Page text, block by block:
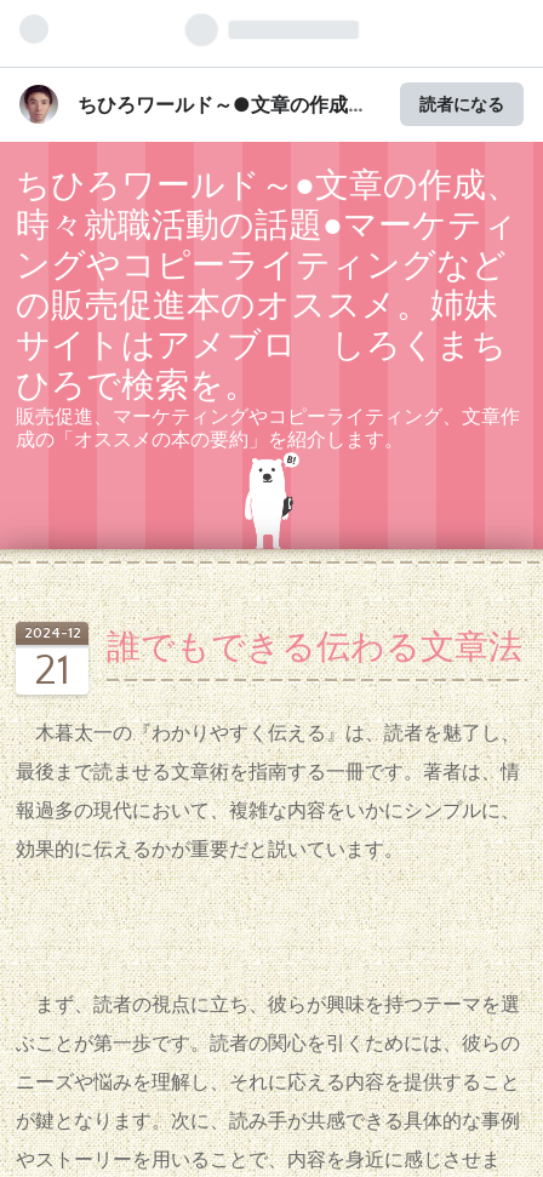
ちひろワールド～●文章の作成、
ングやコピーライティングなどの
販売促進本のオススメ。姉妹サイ
トはアメブロ しろくまちひろで
検索を。
読者になる
ちひろワールド～●文章の作成、
時々就職活動の話題●マーケティ
ングやコピーライティングなど
の販売促進本のオススメ。姉妹
サイトはアメブロ しろくまち
ひろで検索を。
販売促進、マーケティングやコピーライティング、文章作
成の「オススメの本の要約」を紹介します。
2024-12
21 誰でもできる伝わる文章法
木暮太一の『わかりやすく伝える』は、読者を魅了し、
最後まで読ませる文章術を指南する一冊です。著者は、情
報過多の現代において、複雑な内容をいかにシンプルに、
効果的に伝えるかが重要だと説いています。
まず、読者の視点に立ち、彼らが興味を持つテーマを選
ぶことが第一歩です。読者の関心を引くためには、彼らの
ニーズや悩みを理解し、それに応える内容を提供すること
が鍵となります。次に、読み手が共感できる具体的な事例
やストーリーを用いることで、内容を身近に感じさせま